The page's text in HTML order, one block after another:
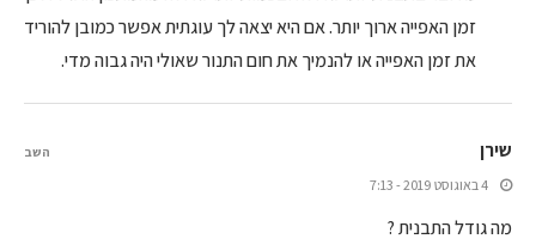
זמן האפייה ארוך יותר. אם היא יצאה לך עוגתית אפשר כמובן להוריד
את זמן האפייה או להנמיך את חום התנור שאולי היה גבוה מדי.
שירן
4 באוגוסט 2019 - 7:13
מה גודל התבנית ?
השב